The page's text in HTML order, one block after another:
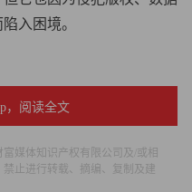
入困境。
）等监管机构试图制
）的名誉教授约翰·戴
多品牌加入其平台的策
，阅读全文
媒体知识产权有限公司及/或相
止进行转载、摘编、复制及建